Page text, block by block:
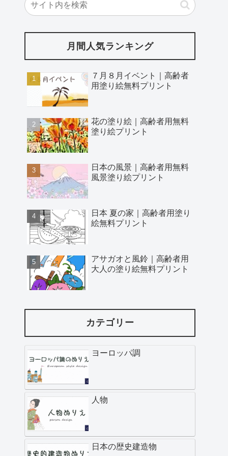
月間人気ランキング
７月８月イベント｜高齢者
用塗り絵無料プリント
花の塗り絵｜高齢者用無料
塗り絵プリント
日本の風景｜高齢者用無料
風景塗り絵プリント
日本 夏の家｜高齢者用塗り
絵無料プリント
アサガオと風鈴｜高齢者用
大人の塗り絵無料プリント
カテゴリー
ヨーロッパ調
人物
日本の歴史建造物